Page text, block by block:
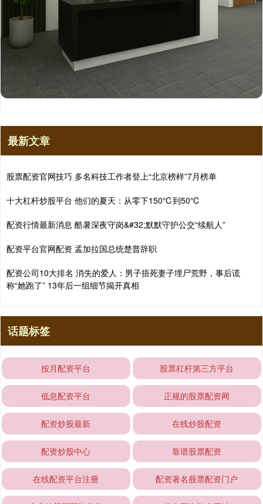
最新文章
股票配资官网技巧 多名科技工作者登上“北京榜样”7月榜单
十大杠杆炒股平台 他们的夏天：从零下150℃到50℃
配资行情最新消息 酷暑深夜守岗&#32;默默守护公交“续航人”
配资平台官网配资 孟加拉国总统楚普辞职
配资公司10大排名 消失的爱人：男子捂死妻子埋尸荒野，事后谎
称“她跑了” 13年后一组细节揭开真相
话题标签
按月配资平台 股票杠杆第三方平台
低息配资平台 正规的股票配资网
配资炒股最新 在线炒股配资
配资炒股中心 靠谱股票配资
在线配资平台注册 配资著名股票配资门户